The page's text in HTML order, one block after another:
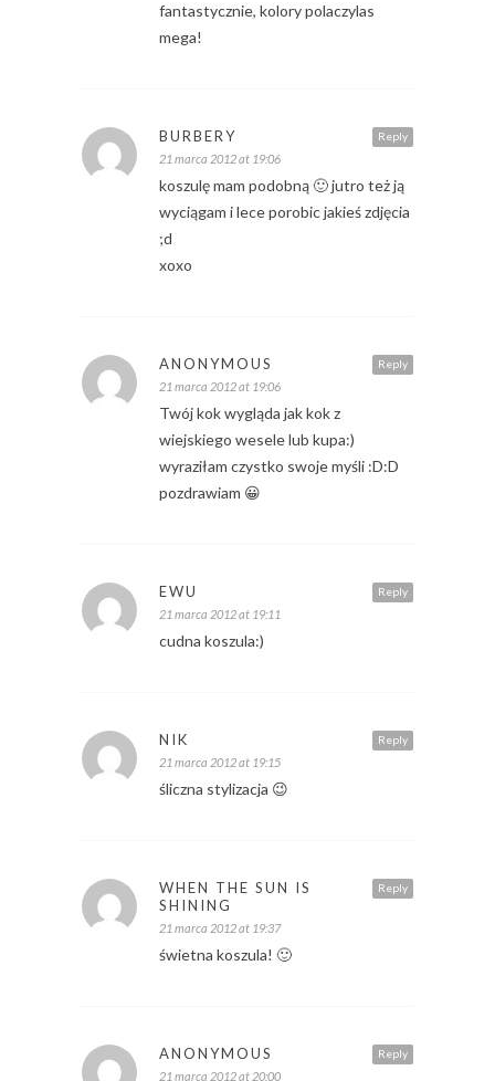
fantastycznie, kolory polaczylas
mega!
Reply
BURBERY
21 marca 2012 at 19:06
koszulę mam podobną 🙂 jutro też ją
wyciągam i lece porobic jakieś zdjęcia
;d
xoxo
Reply
ANONYMOUS
21 marca 2012 at 19:06
Twój kok wygląda jak kok z
wiejskiego wesele lub kupa:)
wyraziłam czystko swoje myśli :D:D
pozdrawiam 😀
Reply
EWU
21 marca 2012 at 19:11
cudna koszula:)
Reply
NIK
21 marca 2012 at 19:15
śliczna stylizacja 😉
Reply
WHEN THE SUN IS
SHINING
21 marca 2012 at 19:37
świetna koszula! 🙂
Reply
ANONYMOUS
21 marca 2012 at 20:00